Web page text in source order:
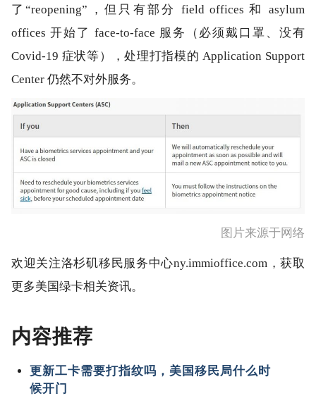
了“reopening”，但只有部分 field offices 和 asylum
offices 开始了 face-to-face 服务（必须戴口罩、没有
Covid-19 症状等），处理打指模的 Application Support
Center 仍然不对外服务。
图片来源于网络
欢迎关注洛杉矶移民服务中心ny.immioffice.com，获取
更多美国绿卡相关资讯。
内容推荐
更新工卡需要打指纹吗，美国移民局什么时
候开门